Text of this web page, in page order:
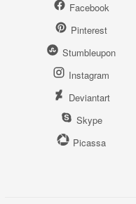
Facebook
Pinterest
Stumbleupon
Instagram
Deviantart
Skype
Picassa